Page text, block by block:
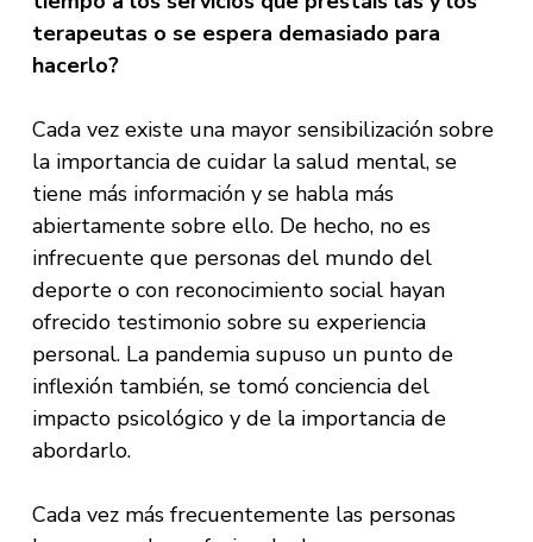
terapeutas o se espera demasiado para
hacerlo?
Cada vez existe una mayor sensibilización sobre
la importancia de cuidar la salud mental, se
tiene más información y se habla más
abiertamente sobre ello. De hecho, no es
infrecuente que personas del mundo del
deporte o con reconocimiento social hayan
ofrecido testimonio sobre su experiencia
personal. La pandemia supuso un punto de
inflexión también, se tomó conciencia del
impacto psicológico y de la importancia de
abordarlo.
Cada vez más frecuentemente las personas